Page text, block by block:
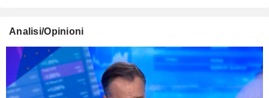
Analisi/Opinioni